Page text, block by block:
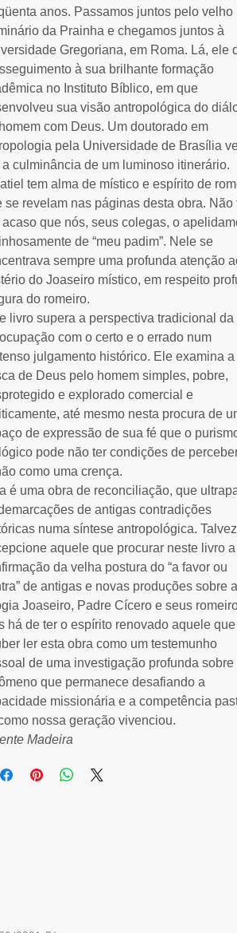
anos. Passamos juntos pelo velho
da Prainha e chegamos juntos à
Gregoriana, em Roma. Lá, ele
à sua brilhante formação
no Instituto Bíblico, em que
sua visão antropológica do
com Deus. Um doutorado em
pela Universidade de Brasília
a culminância de um luminoso itinerário.
tem alma de místico e espírito de
se revelam nas páginas desta obra. Não
acaso que nós, seus colegas, o
de “meu padim”. Nele se
sempre uma profunda atenção
do Joaseiro místico, em respeito
do romeiro.
livro supera a perspectiva tradicional da
com o certo e o errado num
julgamento histórico. Ele examina a
de Deus pelo homem simples, pobre,
e explorado comercial e
até mesmo nesta procura de
de expressão de sua fé que o
pode não ter condições de
como uma crença.
é uma obra de reconciliação, que
de antigas contradições
numa síntese antropológica.
aquele que procurar neste livro a
da velha postura do “a favor ou
de antigas e novas produções sobre a
Joaseiro, Padre Cícero e seus
há de ter o espírito renovado aquele que
ler esta obra como um testemunho
de uma investigação profunda sobre
que permanece desafiando a
missionária e a competência
nossa geração vivenciou.
Madeira